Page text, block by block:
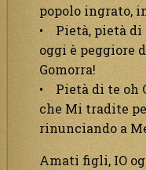
popolo ingrato,
• Pietà, pietà di
oggi è peggiore
Gomorra!
• Pietà di te oh
che Mi tradite
rinunciando a
Amati figli, IO